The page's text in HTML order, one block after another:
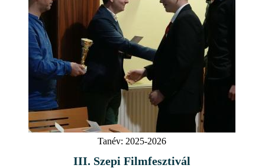
Tanév: 2025-2026
III. Szepi Filmfesztivál